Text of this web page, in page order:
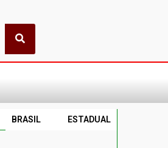
BRASIL ESTADUAL